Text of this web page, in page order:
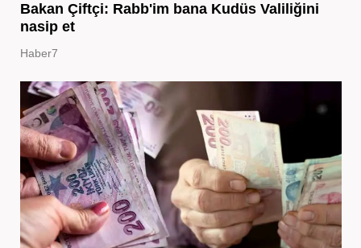
Bakan Çiftçi: Rabb'im bana Kudüs Valiliğini
nasip et
Haber7